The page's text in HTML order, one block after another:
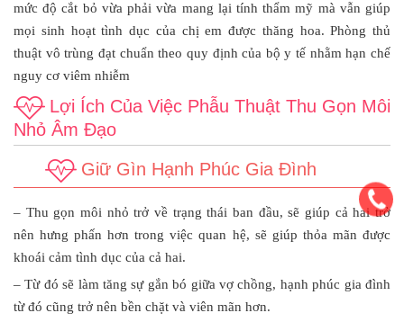
mức độ cắt bỏ vừa phải vừa mang lại tính thẩm mỹ mà vẫn giúp
mọi sinh hoạt tình dục của chị em được thăng hoa. Phòng thủ
thuật vô trùng đạt chuẩn theo quy định của bộ y tế nhằm hạn chế
nguy cơ viêm nhiễm
Lợi Ích Của Việc Phẫu Thuật Thu Gọn Môi
Nhỏ Âm Đạo
Giữ Gìn Hạnh Phúc Gia Đình
– Thu gọn môi nhỏ trở về trạng thái ban đầu, sẽ giúp cả hai trở
nên hưng phấn hơn trong việc quan hệ, sẽ giúp thỏa mãn được
khoái cảm tình dục của cả hai.
– Từ đó sẽ làm tăng sự gắn bó giữa vợ chồng, hạnh phúc gia đình
từ đó cũng trở nên bền chặt và viên mãn hơn.